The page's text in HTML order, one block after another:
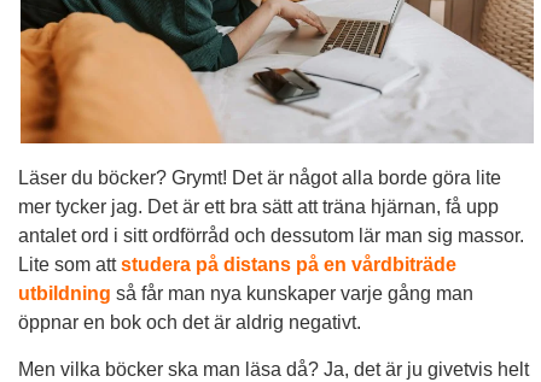
Läser du böcker? Grymt! Det är något alla borde göra lite
mer tycker jag. Det är ett bra sätt att träna hjärnan, få upp
antalet ord i sitt ordförråd och dessutom lär man sig massor.
Lite som attstudera på distans på en vårdbiträde
utbildning så får man nya kunskaper varje gång man
öppnar en bok och det är aldrig negativt.
Men vilka böcker ska man läsa då? Ja, det är ju givetvis helt